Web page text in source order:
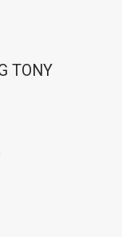
TONY